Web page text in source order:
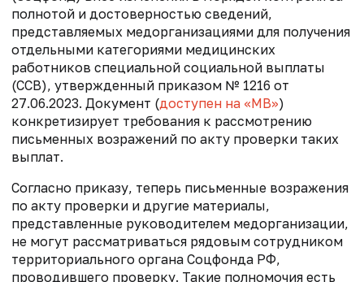
полнотой и достоверностью сведений,
представляемых медорганизациями для получения
отдельными категориями медицинских
работников специальной социальной выплаты
(ССВ), утвержденный приказом № 1216 от
27.06.2023. Документ (доступен на «МВ»)
конкретизирует требования к рассмотрению
письменных возражений по акту проверки таких
выплат.
Согласно приказу, теперь письменные возражения
по акту проверки и другие материалы,
представленные руководителем медорганизации,
не могут рассматриваться рядовым сотрудником
территориального органа Соцфонда РФ,
проводившего проверку. Такие полномочия есть